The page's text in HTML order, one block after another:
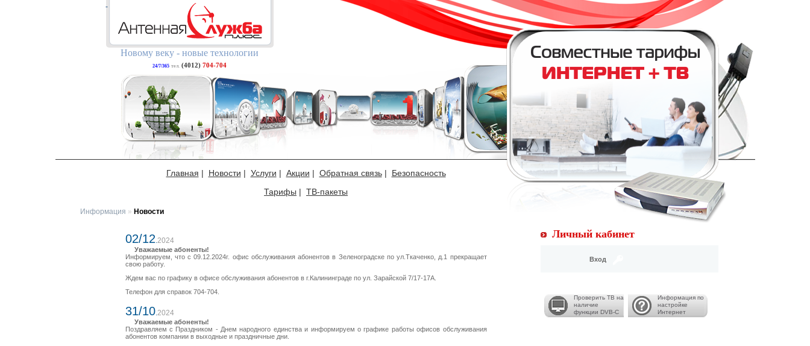
Новому веку - новые технологии
24/7/365 тел. (4012) 704-704
Главная | Новости | Услуги | Акции | Обратная связь| Безопасность
Тарифы | ТВ-пакеты
Информация » Новости
02/12.2024
Уважаемые абоненты!
Информируем, что с 09.12.2024г. офис обслуживания абонентов в Зеленоградске по ул.Ткаченко, д.1 прекращает
свою работу.
Ждем вас по графику в офисе обслуживания абонентов в г.Калининграде по ул. Зарайской 7/17-17А.
Телефон для справок 704-704.
31/10.2024
Уважаемые абоненты!
Поздравляем с Праздником - Днем народного единства и информируем о графике работы офисов обслуживания
абонентов компании в выходные и праздничные дни.
Личный кабинет
Вход
Проверить ТВ на
наличие
функции DVB-C
Информация по
настройке
Интернет